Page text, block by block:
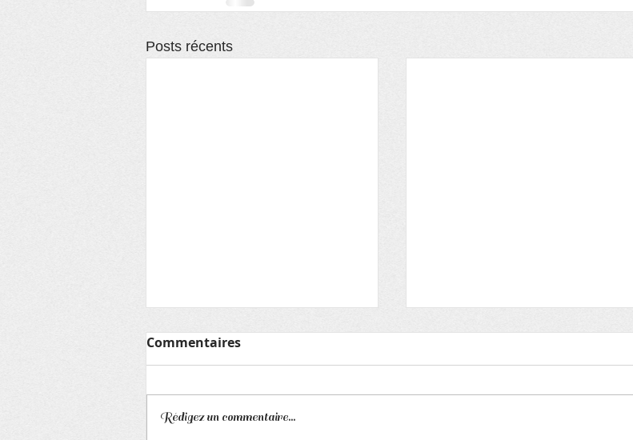
Posts récents
Lettre aux adhérents
HISTOIRE et ARCHEOLOGIE
Pétronille Asso La conférence «
Lettre aux adhérents
HISTOIRE et ARCHEOLOGIE
Commentaires
Rédigez un commentaire...